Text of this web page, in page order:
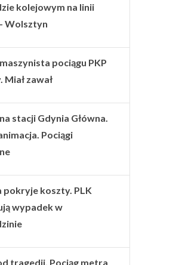
kolejowym na linii
Wolsztyn
pociągu PKP
zawał
stacji Gdynia Główna.
Pociągi
pokryje koszty. PLK
wypadek w
tragedii. Pociąg metra